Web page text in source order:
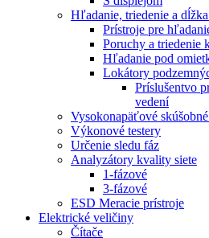
Hľadanie, triedenie a
Prístroje pre
Poruchy a triedenie
Hľadanie pod
Lokátory
Príslušentvo
vedení
Vysokonapäťové
Výkonové testery
Určenie sledu fáz
Analyzátory kvality siete
1-fázové
3-fázové
ESD Meracie prístroje
Elektrické veličiny
Čítače